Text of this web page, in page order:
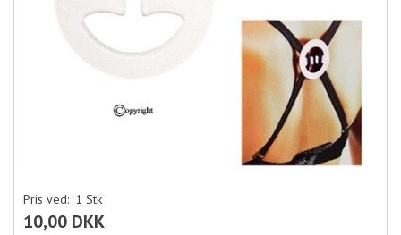
Pris ved: 1 Stk
10,00 DKK